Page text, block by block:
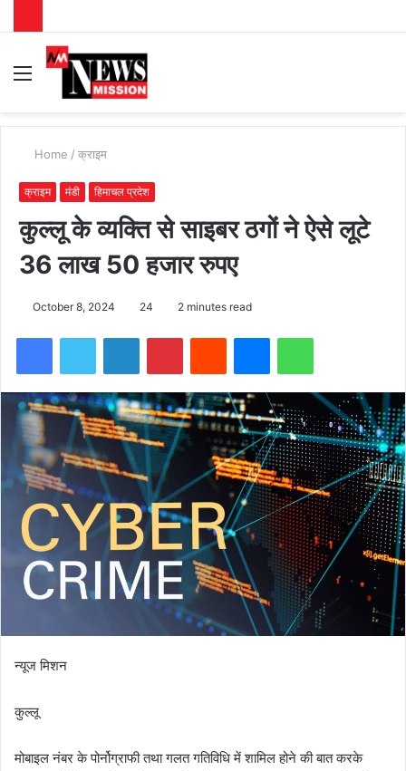
Menu
Home / क्राइम
क्राइम मंडी हिमाचल प्रदेश
कुल्लू के व्यक्ति से साइबर ठगों ने ऐसे लूटे
36 लाख 50 हजार रुपए
October 8, 2024 24 2 minutes read
न्यूज मिशन
कुल्लू
मोबाइल नंबर के पोर्नोग्राफी तथा गलत गतिविधि में शामिल होने की बात करके